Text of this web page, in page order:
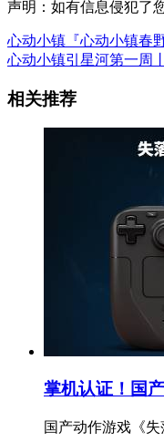
声明：如有信息侵犯了
心动小镇『心动小镇春
心动小镇引星河第一周
相关推荐
掌机认证！国
国产动作游戏《